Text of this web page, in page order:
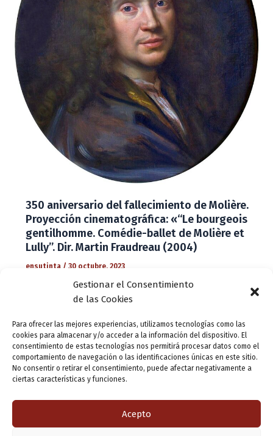
Gestionar el Consentimiento
de las Cookies
Para ofrecer las mejores experiencias, utilizamos tecnologías como las
cookies para almacenar y/o acceder a la información del dispositivo. El
consentimiento de estas tecnologías nos permitirá procesar datos como el
comportamiento de navegación o las identificaciones únicas en este sitio.
No consentir o retirar el consentimiento, puede afectar negativamente a
ciertas características y funciones.
Acepto
350 aniversario del fallecimiento de Molière.
Proyección cinematográfica: «“Le bourgeois
gentilhomme. Comédie-ballet de Molière et
Lully”. Dir. Martin Fraudreau (2004)
ensutinta / 30 octubre, 2023
Con motivo del 350 aniversario del fallecimiento del gran
dramaturgo, actor y poeta francés Jean-Baptiste
Valladolid Letraherido de la Fundación Municipal de
Cultura, en
1 2 Siguiente→